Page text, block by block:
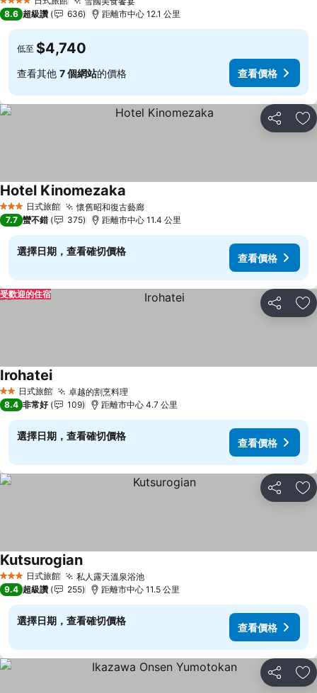
4 星級 查看價格
8.6 超級讚 636 距離市中心 12.1 公里
低至 $4,740
查看其他 7 個網站的價格 查看價格
分享 加
3 星級 日式旅館 懷舊昭和復古藝廊查看價格
Hotel Kinomezaka
7.7 蠻不錯 375 距離市中心 11.4 公里
選擇日期，查看確切價格
查看價格
分享 加
受歡迎的住宿
2 星級日式旅館 卓越的割烹料理查看價格
Irohatei查看價格
8.4 非常好 109 距離市中心 4.7 公里
選擇日期，查看確切價格
查看價格
分享 加
3 星級 日式旅館 私人露天溫泉浴池查看價格
Kutsurogian查看價格
9.4 超級讚 255 距離市中心 11.5 公里
選擇日期，查看確切價格
查看價格
分享 加